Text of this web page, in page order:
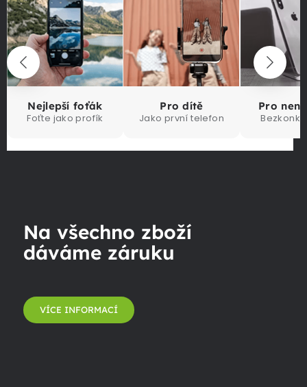
Nejlepší foťák
Foťte jako profík
Pro dítě
Jako první telefon
Pro
Na všechno zboží
dáváme záruku
VÍCE INFORMACÍ